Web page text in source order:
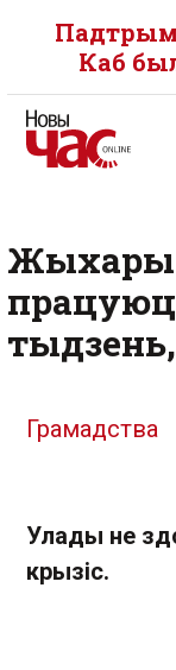
Каб
Жыхары
тыдзень,
Грамадства
Улады не
крызіс.